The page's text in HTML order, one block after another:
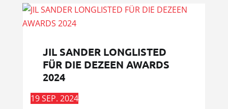
JIL SANDER LONGLISTED
FÜR DIE DEZEEN AWARDS
2024
19 SEP. 2024